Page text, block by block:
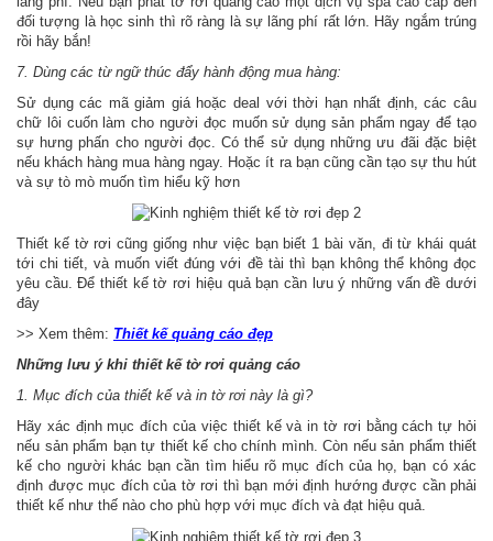
đối tượng là học sinh thì rõ ràng là sự lãng phí rất lớn. Hãy ngắm trúng
rồi hãy bắn!
7. Dùng các từ ngữ thúc đẩy hành động mua hàng:
Sử dụng các mã giảm giá hoặc deal với thời hạn nhất định, các câu
chữ lôi cuốn làm cho người đọc muốn sử dụng sản phẩm ngay để tạo
sự hưng phấn cho người đọc. Có thể sử dụng những ưu đãi đặc biệt
nếu khách hàng mua hàng ngay. Hoặc ít ra bạn cũng cần tạo sự thu hút
và sự tò mò muốn tìm hiểu kỹ hơn
Thiết kế tờ rơi cũng giống như việc bạn biết 1 bài văn, đi từ khái quát
tới chi tiết, và muốn viết đúng với đề tài thì bạn không thể không đọc
yêu cầu. Để thiết kế tờ rơi hiệu quả bạn cần lưu ý những vấn đề dưới
đây
>> Xem thêm: Thiết kế quảng cáo đẹp
Những lưu ý khi thiết kế tờ rơi quảng cáo
1. Mục đích của thiết kế và in tờ rơi này là gì?
Hãy xác định mục đích của việc thiết kế và in tờ rơi bằng cách tự hỏi
nếu sản phẩm bạn tự thiết kế cho chính mình. Còn nếu sản phẩm thiết
kế cho người khác bạn cần tìm hiểu rõ mục đích của họ, bạn có xác
định được mục đích của tờ rơi thì bạn mới định hướng được cần phải
thiết kế như thế nào cho phù hợp với mục đích và đạt hiệu quả.